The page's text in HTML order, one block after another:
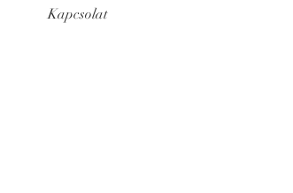
Kapcsolat